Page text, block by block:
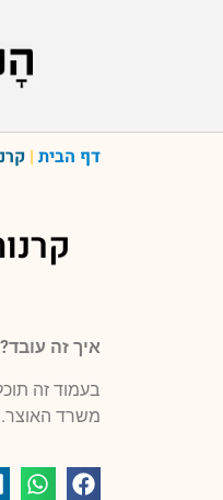
דף הבית |
איך זה עובד?
בעמוד זה
משרד